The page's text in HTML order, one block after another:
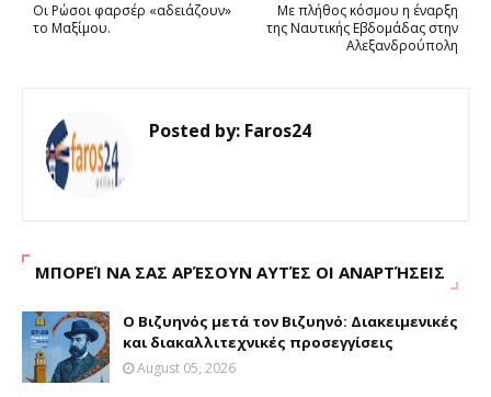
Με πλήθος κόσμου η έναρξη
της Ναυτικής Εβδομάδας στην
Αλεξανδρούπολη
Οι Ρώσοι φαρσέρ «αδειάζουν»
το Μαξίμου.
Posted by: Faros24
ΜΠΟΡΕΊ ΝΑ ΣΑΣ ΑΡΈΣΟΥΝ ΑΥΤΈΣ ΟΙ ΑΝΑΡΤΉΣΕΙΣ
Ο Βιζυηνός μετά τον Βιζυηνό: Διακειμενικές
και διακαλλιτεχνικές προσεγγίσεις
August 05, 2026